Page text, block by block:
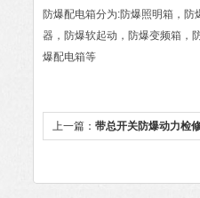
防爆配电箱分为:防爆照明箱，
器，防爆软起动，防爆变频箱，
爆配电箱等
上一篇： 带总开关防爆动力检